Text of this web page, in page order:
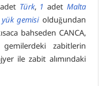
adet Türk, 1 adet Malta
gemisiolduğundan
bahseden CANCA,
zabitlerin
ile zabit alımındaki